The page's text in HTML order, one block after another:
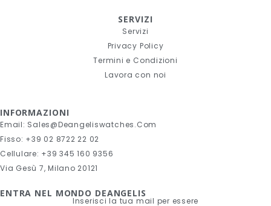
SERVIZI
Servizi
Privacy Policy
Termini e Condizioni
Lavora con noi
INFORMAZIONI
Email: Sales@deangeliswatches.com
Fisso: +39 02 8722 22 02
Cellulare: +39 345 160 9356
Via Gesù 7, Milano 20121
ENTRA NEL MONDO DEANGELIS
Inserisci la tua mail per essere